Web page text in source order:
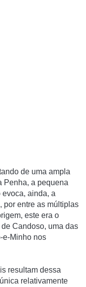
de uma ampla
Penha, a pequena
ainda, a
por entre as múltiplas
este era o
Candoso, uma das
e-Minho nos
resultam dessa
relativamente